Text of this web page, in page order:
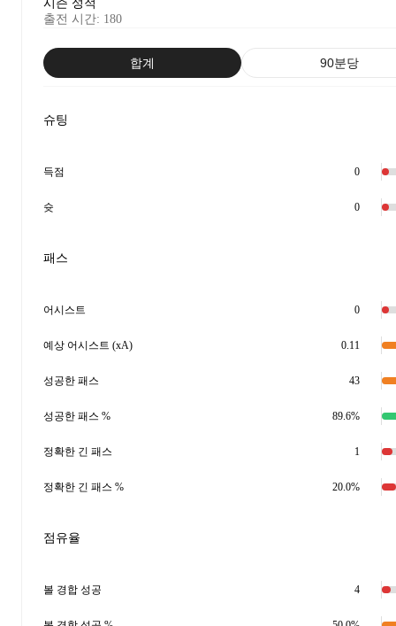
시즌 성적
출전 시간: 180
합계 90분당
슈팅
득점 0
슛 0
패스
어시스트 0
예상 어시스트 (xA) 0.11
성공한 패스 43
성공한 패스 % 89.6%
정확한 긴 패스 1
정확한 긴 패스 % 20.0%
점유율
볼 경합 성공 4